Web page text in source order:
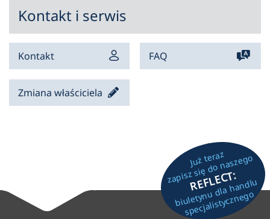
Kontakt i serwis
Kontakt FAQ
Zmiana właściciela
Już teraz
zapisz się do naszego
REFLECT:
biuletynu dla handlu
specjalistycznego